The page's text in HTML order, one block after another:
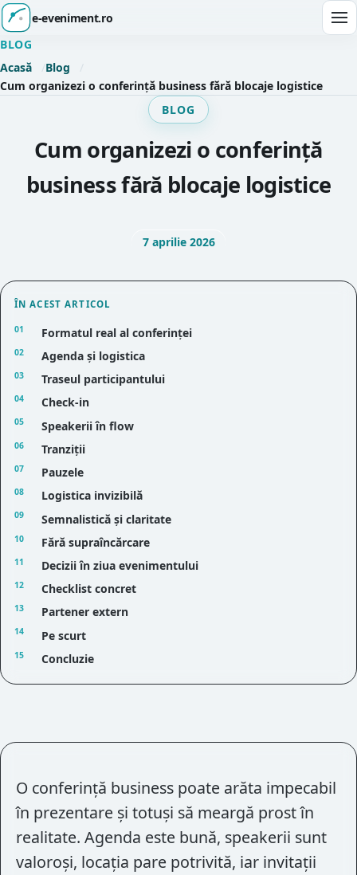
e-eveniment.ro
BLOG
Acasă
Blog
Cum organizezi o conferință business fără blocaje logistice
BLOG
Cum organizezi o conferință
business fără blocaje logistice
7 aprilie 2026
ÎN ACEST ARTICOL
Formatul real al conferinței
Agenda și logistica
Traseul participantului
Check-in
Speakerii în flow
Tranziții
Pauzele
Logistica invizibilă
Semnalistică și claritate
Fără supraîncărcare
Decizii în ziua evenimentului
Checklist concret
Partener extern
Pe scurt
Concluzie
O conferință business poate arăta impecabil
în prezentare și totuși să meargă prost în
realitate. Agenda este bună, speakerii sunt
valoroși, locația pare potrivită, iar invitații